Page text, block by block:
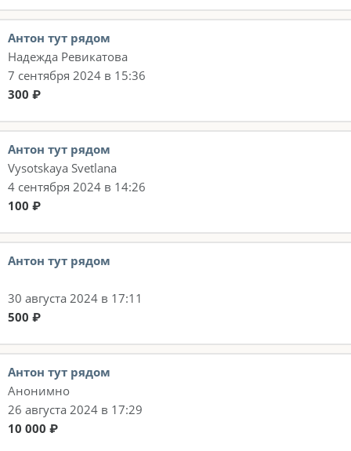
Антон тут рядом
Надежда Ревикатова
7 сентября 2024 в 15:36
300 ₽
Антон тут рядом
Vysotskaya Svetlana
4 сентября 2024 в 14:26
100 ₽
Антон тут рядом
30 августа 2024 в 17:11
500 ₽
Антон тут рядом
Анонимно
26 августа 2024 в 17:29
10 000 ₽